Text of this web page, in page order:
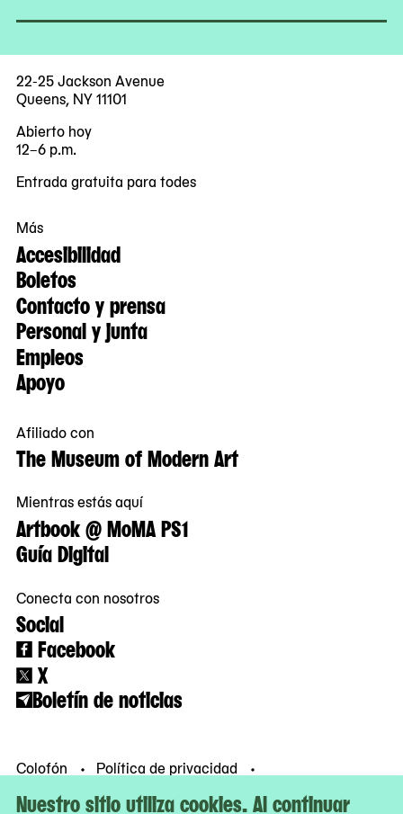
Nuestro sitio utiliza cookies. Al continuar
22-25 Jackson Avenue
Queens, NY 11101
Abierto hoy
12–6 p.m.
Entrada gratuita para todes
Más
Accesibilidad
Boletos
Contacto y prensa
Personal y junta
Empleos
Apoyo
Afiliado con
The Museum of Modern Art
Mientras estás aquí
Artbook @ MoMA PS1
Guía Digital
Conecta con nosotros
Social
Facebook
X
Boletín de noticias
Colofón
Política de privacidad